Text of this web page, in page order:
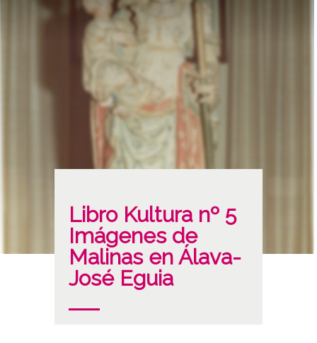
Libro Kultura nº 5
Imágenes de
Malinas en Álava-
José Eguia